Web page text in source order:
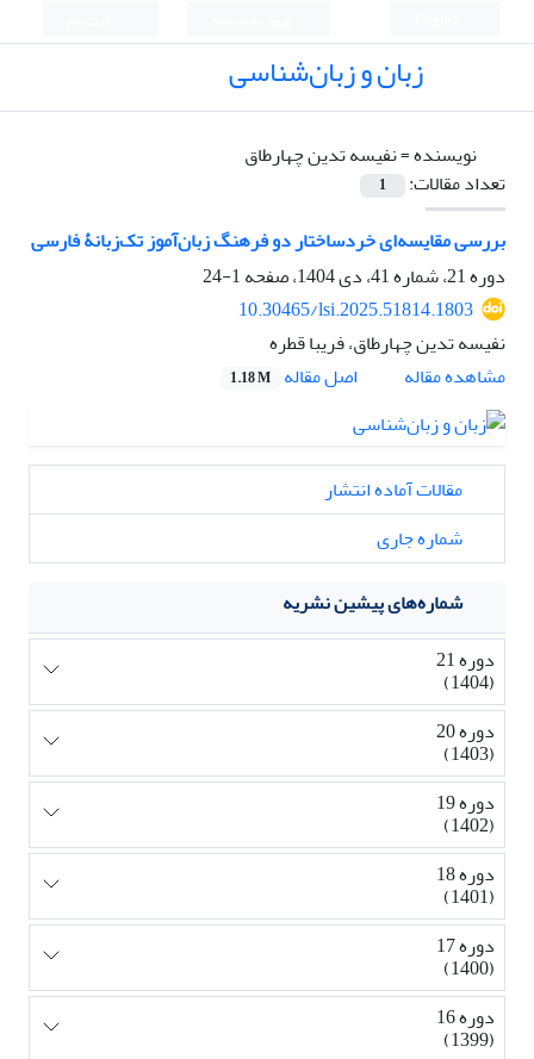
زبان و زبان‌شناسی
نویسنده =نفیسه تدین چهارطاق
تعداد مقالات:
1
بررسی مقایسه‌ای خردساختار دو فرهنگ زبان‌آموز تک‌زبانۀ فارسی
دوره 21، شماره 41، دی 1404، صفحه
1-24
10.30465/lsi.2025.51814.1803
نفیسه تدین چهارطاق، فریبا قطره
مشاهده مقاله
اصل مقاله 1.18 M
مقالات آماده انتشار
شماره جاری
شماره‌های پیشین نشریه
دوره 21
(1404)
دوره 20
(1403)
دوره 19
(1402)
دوره 18
(1401)
دوره 17
(1400)
دوره 16
(1399)